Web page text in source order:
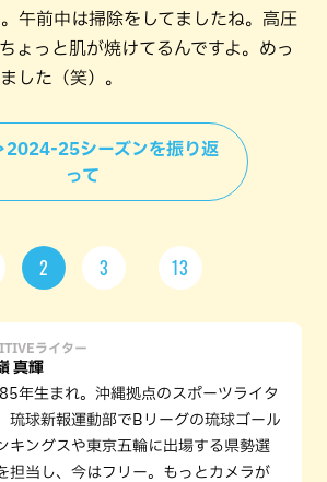
午前中は掃除をしてましたね。高圧
ょっと肌が焼けてるんですよ。めっ
した（笑）。
2024-25シーズンを振り返
って
2 3 13
ライター
真輝
年生まれ。沖縄拠点のスポーツライタ
琉球新報運動部でBリーグの琉球ゴール
キングスや東京五輪に出場する県勢選
担当し、今はフリー。もっとカメラが